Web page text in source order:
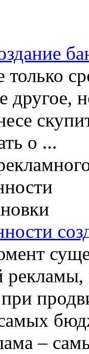
только
другое,
о ...